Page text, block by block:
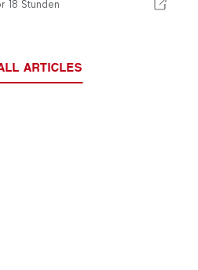
18 Stunden
ARTICLES